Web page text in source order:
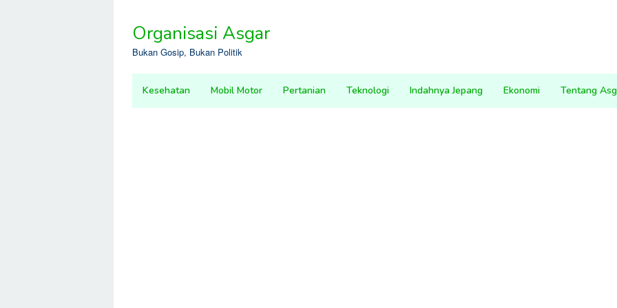
contentOrganisasi Asgar
Bukan Gosip, Bukan Politik
Kesehatan Mobil Motor Pertanian Teknologi Indahnya Jepang Ekonomi Tentang